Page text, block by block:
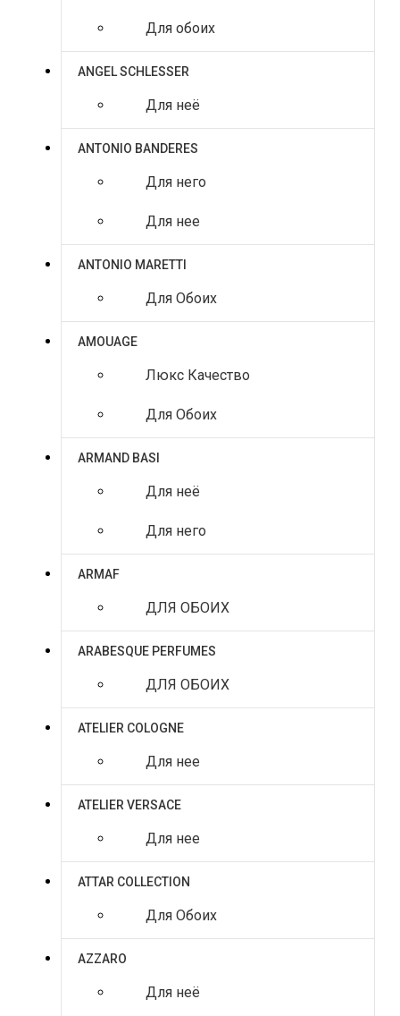
Для обоих
ANGEL SCHLESSER
Для неё
ANTONIO BANDERES
Для него
Для нее
ANTONIO MARETTI
Для Обоих
AMOUAGE
Люкс Качество
Для Обоих
ARMAND BASI
Для неё
Для него
ARMAF
ДЛЯ ОБОИХ
ARABESQUE PERFUMES
ДЛЯ ОБОИХ
ATELIER COLOGNE
Для нее
ATELIER VERSACE
Для нее
ATTAR COLLECTION
Для Обоих
AZZARO
Для неё